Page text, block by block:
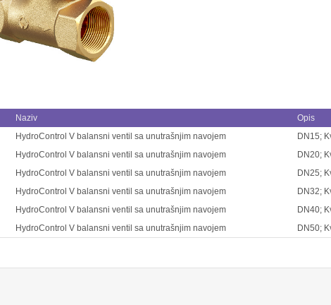
Naziv
Opis
HydroControl V balansni ventil sa unutrašnjim navojem
DN15;
HydroControl V balansni ventil sa unutrašnjim navojem
DN20;
HydroControl V balansni ventil sa unutrašnjim navojem
DN25;
HydroControl V balansni ventil sa unutrašnjim navojem
DN32;
HydroControl V balansni ventil sa unutrašnjim navojem
DN40;
HydroControl V balansni ventil sa unutrašnjim navojem DN50;